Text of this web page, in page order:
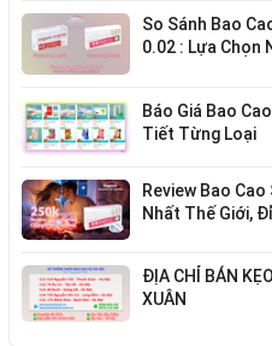
So Sánh Bao
0.02 : Lựa Chọn
Báo Giá Bao
Tiết Từng Loại
Review Bao
Nhất Thế Giới,
ĐỊA CHỈ BÁN
XUÂN